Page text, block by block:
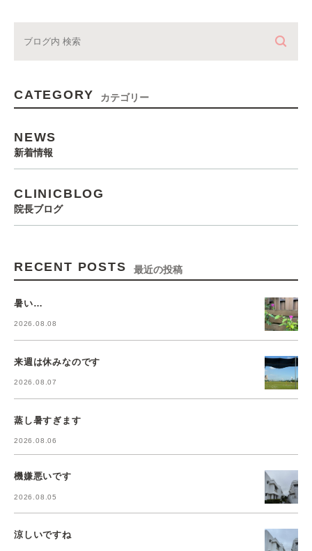
CATEGORY カテゴリー
NEWS
新着情報
CLINICBLOG
院長ブログ
RECENT POSTS 最近の投稿
暑い…
2026.08.08
来週は休みなのです
2026.08.07
蒸し暑すぎます
2026.08.06
機嫌悪いです
2026.08.05
涼しいですね